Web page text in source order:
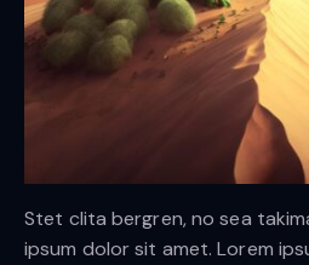
Stet clita bergren, no sea
ipsum dolor sit amet. Lorem